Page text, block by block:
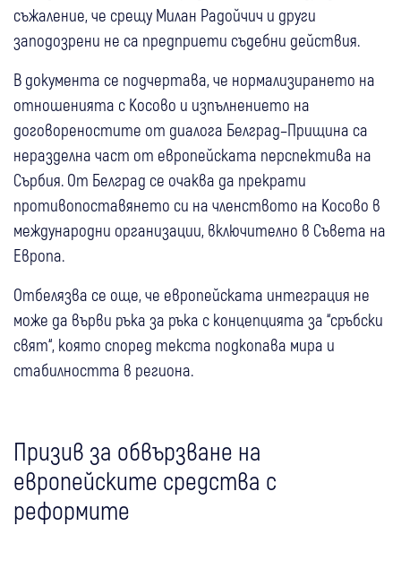
съжаление, че срещу Милан Радойчич и други
заподозрени не са предприети съдебни действия.
В документа се подчертава, че нормализирането на
отношенията с Косово и изпълнението на
договореностите от диалога Белград–Прищина са
неразделна част от европейската перспектива на
Сърбия. От Белград се очаква да прекрати
противопоставянето си на членството на Косово в
международни организации, включително в Съвета на
Европа.
Отбелязва се още, че европейската интеграция не
може да върви ръка за ръка с концепцията за “сръбски
свят“, която според текста подкопава мира и
стабилността в региона.
Призив за обвързване на
европейските средства с
реформите